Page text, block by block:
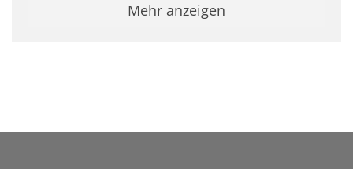
Mehr anzeigen